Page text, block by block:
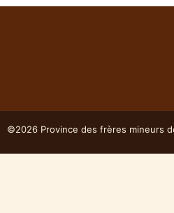
©2026 Province des frères mineurs